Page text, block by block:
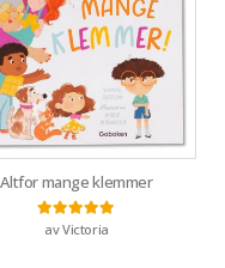
Altfor mange klemmer
Vurdert5av 5
av Victoria